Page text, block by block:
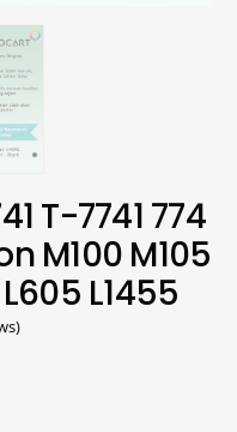
T-7741 774
M100 M105
L1455